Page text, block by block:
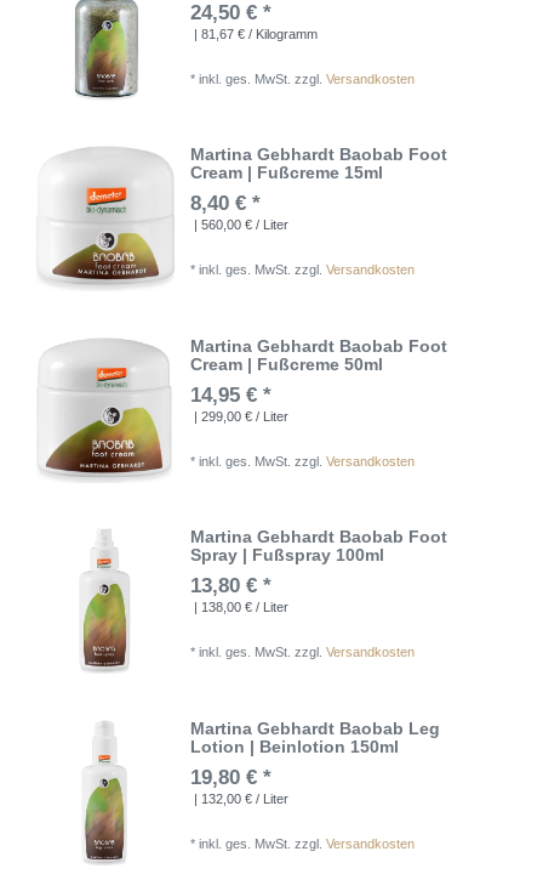
24,50 € *
| 81,67 € / Kilogramm
*inkl. ges. MwSt. zzgl.Versandkosten
Martina Gebhardt Baobab Foot
Cream | Fußcreme 15ml
8,40 € *
| 560,00 € / Liter
*inkl. ges. MwSt. zzgl.Versandkosten
Martina Gebhardt Baobab Foot
Cream | Fußcreme 50ml
14,95 € *
| 299,00 € / Liter
*inkl. ges. MwSt. zzgl.Versandkosten
Martina Gebhardt Baobab Foot
Spray | Fußspray 100ml
13,80 € *
| 138,00 € / Liter
*inkl. ges. MwSt. zzgl.Versandkosten
Martina Gebhardt Baobab Leg
Lotion | Beinlotion 150ml
19,80 € *
| 132,00 € / Liter
*inkl. ges. MwSt. zzgl.Versandkosten